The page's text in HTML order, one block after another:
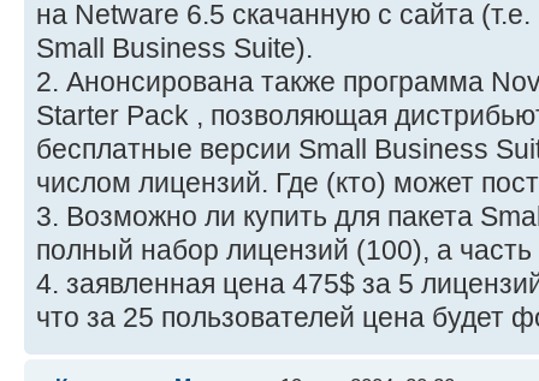
на Netware 6.5 скачанную с сайта
Small Business Suite).
2. Анонсирована также программа
Starter Pack , позволяющая
бесплатные версии Small Business
числом лицензий. Где (кто) может
3. Возможно ли купить для пакета
полный набор лицензий (100), а
4. заявленная цена 475$ за 5
что за 25 пользователей цена будет